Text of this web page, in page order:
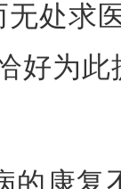
处求
好为